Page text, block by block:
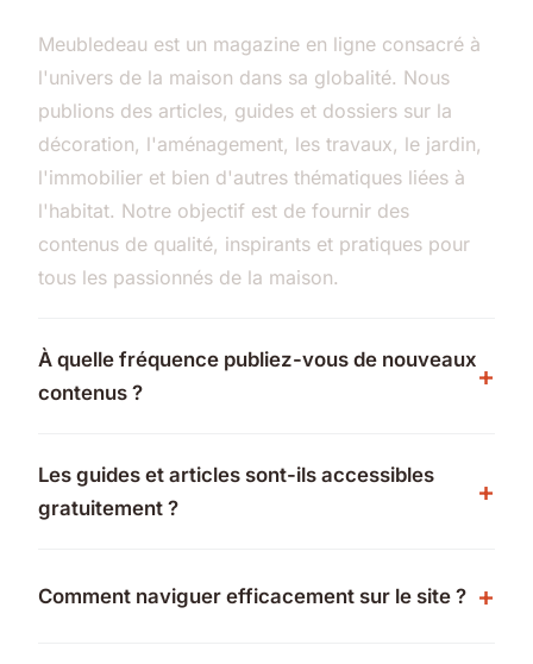
Meubledeau est un magazine en ligne consacré à
l'univers de la maison dans sa globalité. Nous
publions des articles, guides et dossiers sur la
décoration, l'aménagement, les travaux, le jardin,
l'immobilier et bien d'autres thématiques liées à
l'habitat. Notre objectif est de fournir des
contenus de qualité, inspirants et pratiques pour
tous les passionnés de la maison.
À quelle fréquence publiez-vous de nouveaux
contenus ?
Les guides et articles sont-ils accessibles
gratuitement ?
Comment naviguer efficacement sur le site ?